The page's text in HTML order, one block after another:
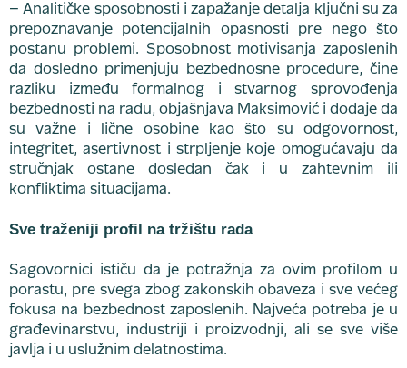
– Analitičke sposobnosti i zapažanje detalja ključni su za
prepoznavanje potencijalnih opasnosti pre nego što
postanu problemi. Sposobnost motivisanja zaposlenih
da dosledno primenjuju bezbednosne procedure, čine
razliku između formalnog i stvarnog sprovođenja
bezbednosti na radu, objašnjava Maksimović i dodaje da
su važne i lične osobine kao što su odgovornost,
integritet, asertivnost i strpljenje koje omogućavaju da
stručnjak ostane dosledan čak i u zahtevnim ili
konfliktima situacijama.
Sve traženiji profil na tržištu rada
Sagovornici ističu da je potražnja za ovim profilom u
porastu, pre svega zbog zakonskih obaveza i sve većeg
fokusa na bezbednost zaposlenih. Najveća potreba je u
građevinarstvu, industriji i proizvodnji, ali se sve više
javlja i u uslužnim delatnostima.